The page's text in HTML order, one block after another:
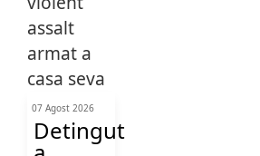
07 Agost 2026
Detingut